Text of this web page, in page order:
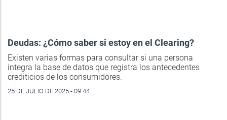
Deudas: ¿Cómo saber si estoy en el Clearing?
Existen varias formas para consultar si una persona
integra la base de datos que registra los antecedentes
crediticios de los consumidores.
25 DE JULIO DE 2025 - 09:44